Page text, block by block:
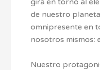
de nuestro
omnipresente en
nosotros mismos:
Nuestro